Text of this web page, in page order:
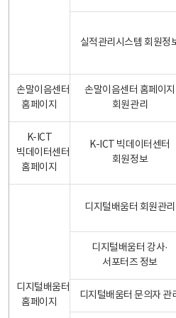
실적관리시스템 회원정
손말이음센터
홈페이지
손말이음센터 홈페이지
회원관리
K-ICT
빅데이터센터
홈페이지
K-ICT 빅데이터센터
회원정보
디지털배움터
홈페이지
디지털배움터 회원관리
디지털배움터 강사·
서포터즈 정보
디지털배움터 문의자 관